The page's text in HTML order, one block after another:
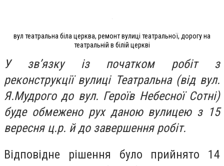
вул театральна біла церква, ремонт вулиці театральної, дорогу на
театральній в білій церкві
У зв’язку із початком робіт з
реконструкції вулиці Театральна (від вул.
Я.Мудрого до вул. Героїв Небесної Сотні)
буде обмежено рух даною вулицею з 15
вересня ц.р. й до завершення робіт.
Відповідне рішення було прийнято 14